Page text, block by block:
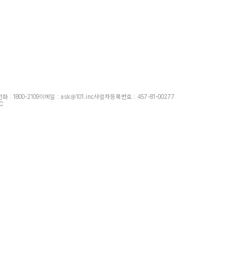
화 : 1800-2109이메일 : ask@101.inc사업자등록번호 : 457-81-00277